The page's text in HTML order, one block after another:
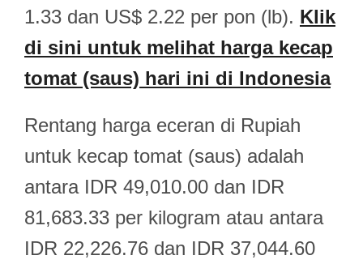
1.33 dan US$ 2.22 per pon (lb). Klik
di sini untuk melihat harga kecap
tomat (saus) hari ini di Indonesia
Rentang harga eceran di Rupiah
untuk kecap tomat (saus) adalah
antara IDR 49,010.00 dan IDR
81,683.33 per kilogram atau antara
IDR 22,226.76 dan IDR 37,044.60